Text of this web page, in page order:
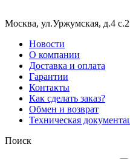
Москва, ул.Уржумская, д.4 с.2
Новости
О компании
Доставка и оплата
Гарантии
Контакты
Как сделать заказ?
Обмен и возврат
Техническая
Поиск